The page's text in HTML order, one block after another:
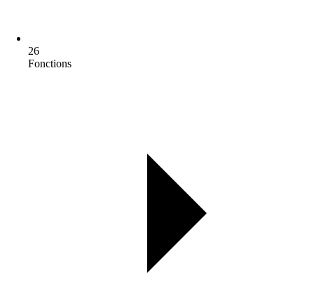
26
Fonctions